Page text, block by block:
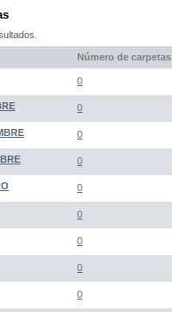
Número de carpetas
0
0
0
0
0
0
0
0
0